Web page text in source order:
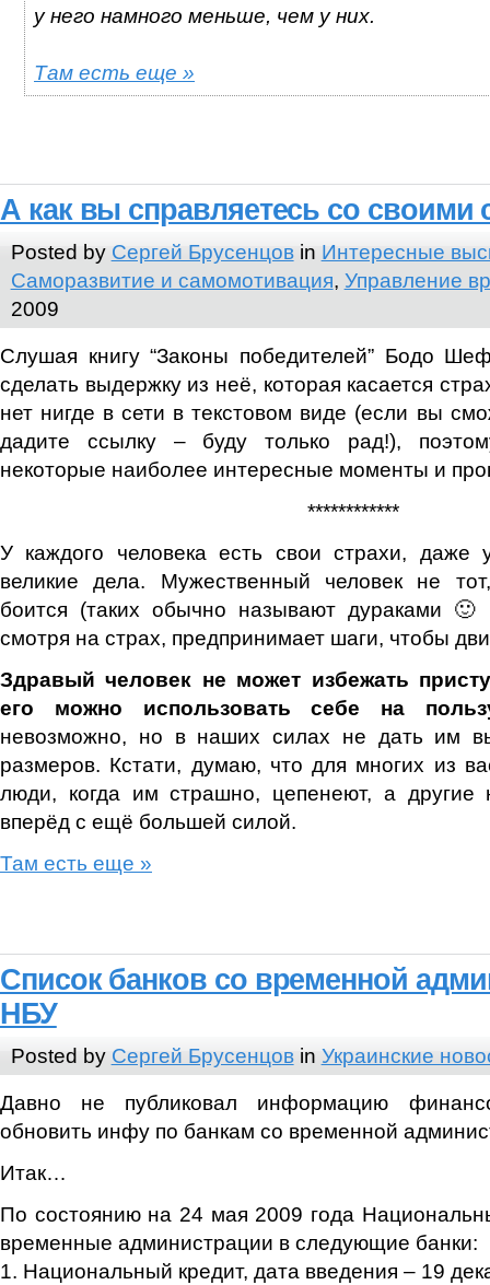
у него намного меньше, чем у них.
Там есть еще »
А как вы справляетесь со своими
Posted by Сергей Брусенцовin Интересные
Саморазвитие и самомотивация, Управление
2009
Слушая книгу “Законы победителей” Бодо
сделать выдержку из неё, которая касается
нет нигде в сети в текстовом виде (если вы
дадите ссылку – буду только рад!),
некоторые наиболее интересные моменты и
************
У каждого человека есть свои страхи, даже
великие дела. Мужественный человек не
боится (таких обычно называют дураками
смотря на страх, предпринимает шаги, чтобы
Здравый человек не может избежать
его можно использовать себе на
невозможно, но в наших силах не дать им
размеров. Кстати, думаю, что для многих из
люди, когда им страшно, цепенеют, а другие
вперёд с ещё большей силой.
Там есть еще »
Список банков со временной
НБУ
Posted by Сергей Брусенцовin Украинские
Давно не публиковал информацию
обновить инфу по банкам со временной
Итак…
По состоянию на 24 мая 2009 года
временные администрации в следующие банки:
1. Национальный кредит, дата введения – 19